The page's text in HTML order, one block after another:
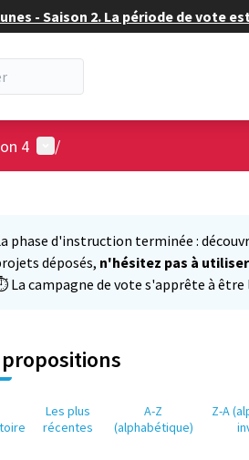
- Saison 2. La période de vote
4 Menu utilisateur
/
phase d'instruction terminée :
déposés, n'hésitez pas à
La campagne de vote s'apprête à être
propositions
Les plus
récentes
A-Z
(alphabétique)
Z-A